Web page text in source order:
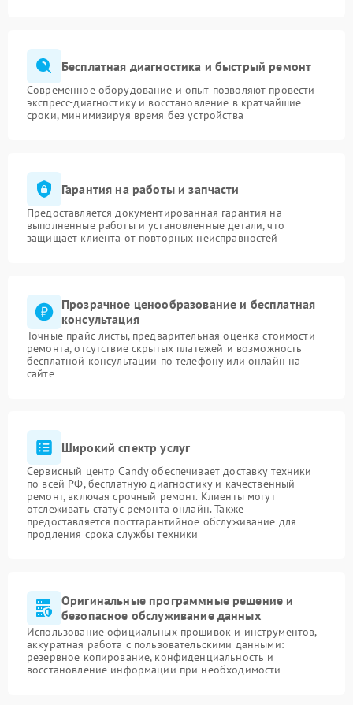
Бесплатная диагностика и быстрый ремонт
Современное оборудование и опыт позволяют провести
экспресс-диагностику и восстановление в кратчайшие
сроки, минимизируя время без устройства
Гарантия на работы и запчасти
Предоставляется документированная гарантия на
выполненные работы и установленные детали, что
защищает клиента от повторных неисправностей
Прозрачное ценообразование и бесплатная
консультация
Точные прайс-листы, предварительная оценка стоимости
ремонта, отсутствие скрытых платежей и возможность
бесплатной консультации по телефону или онлайн на
сайте
Широкий спектр услуг
Сервисный центр Candy обеспечивает доставку техники
по всей РФ, бесплатную диагностику и качественный
ремонт, включая срочный ремонт. Клиенты могут
отслеживать статус ремонта онлайн. Также
предоставляется постгарантийное обслуживание для
продления срока службы техники
Оригинальные программные решение и
безопасное обслуживание данных
Использование официальных прошивок и инструментов,
аккуратная работа с пользовательскими данными:
резервное копирование, конфиденциальность и
восстановление информации при необходимости